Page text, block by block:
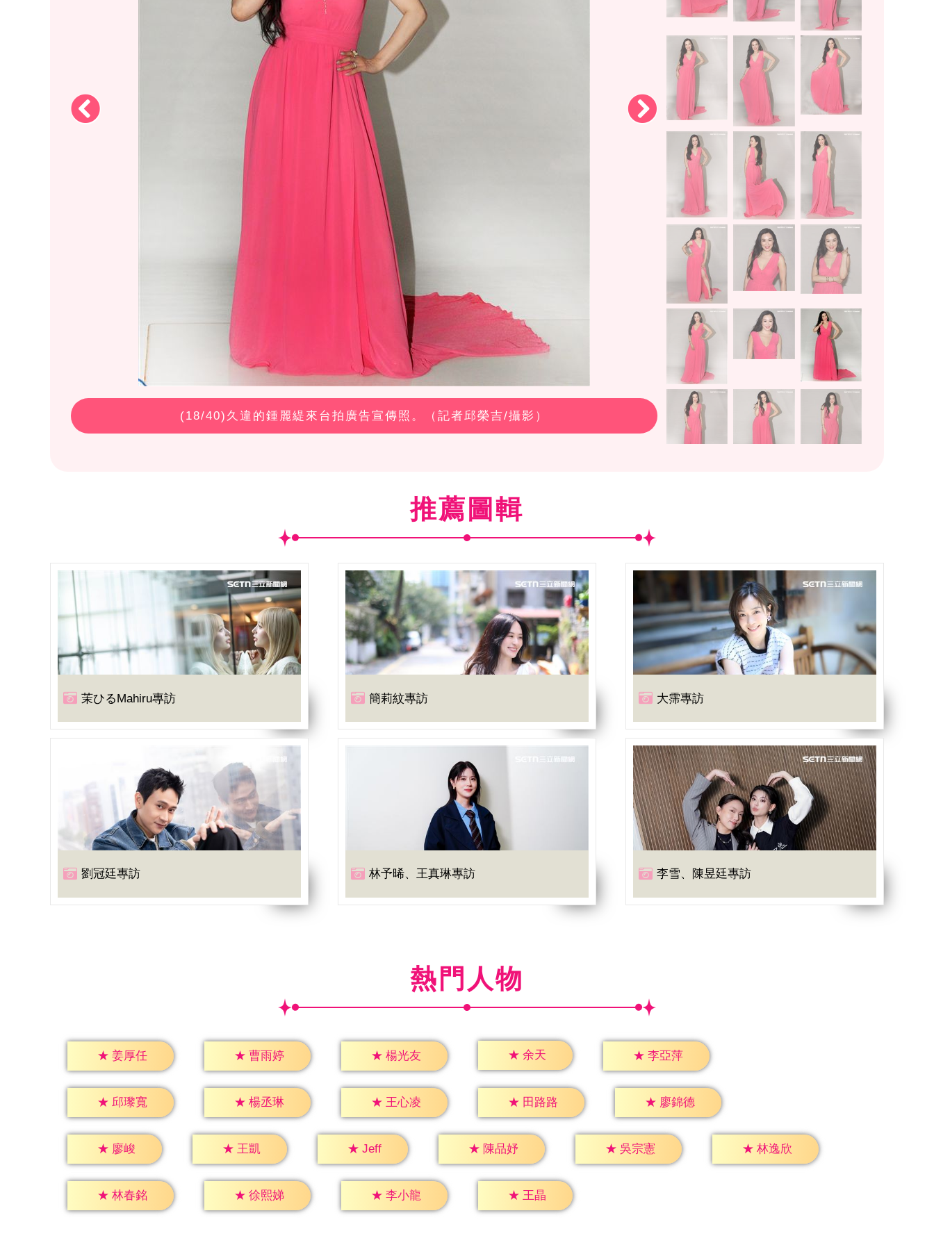
(18/40)久違的鍾麗緹來台拍廣告宣傳照。（記者邱榮吉/攝影）
推薦圖輯
茉ひるMahiru專訪 簡莉紋專訪 大霈專訪
劉冠廷專訪 林予晞、王真琳專訪 李雪、陳昱廷專訪
熱門人物
★ 姜厚任 ★ 曹雨婷 ★ 楊光友 ★ 余天 ★ 李亞萍
★ 邱瓈寬 ★ 楊丞琳 ★ 王心凌 ★ 田路路 ★ 廖錦德
★ 廖峻 ★ 王凱 ★ Jeff ★ 陳品妤 ★ 吳宗憲 ★ 林逸欣
★ 林春銘 ★ 徐熙娣 ★ 李小龍 ★ 王晶